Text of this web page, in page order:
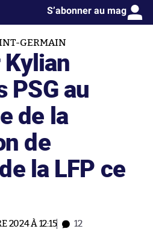
S’abonner au mag
GERMAIN
PSG au
de la
de
la LFP ce
2024 À 12:15 12